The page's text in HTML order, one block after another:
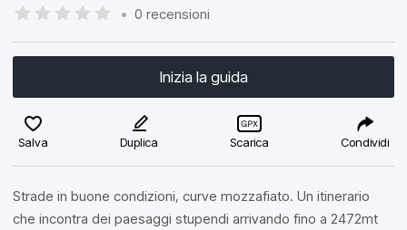
• 0 recensioni
Inizia la guida
Salva Duplica Scarica Condividi
Strade in buone condizioni, curve mozzafiato. Un itinerario
che incontra dei paesaggi stupendi arrivando fino a 2472mt